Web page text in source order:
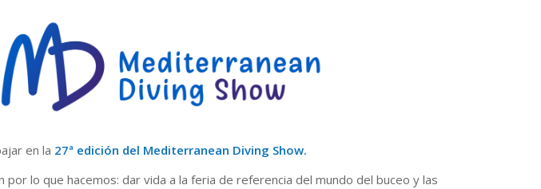
en la 27ª edición del Mediterranean Diving Show.
por lo que hacemos: dar vida a la feria de referencia del mundo del buceo y las